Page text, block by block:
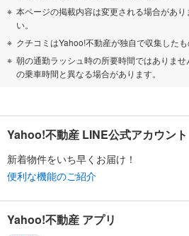
本ページの掲載内容は変更される場合があ
い。
クチコミはYahoo!不動産が独自で収集したも
朝の通勤ラッシュ時の所要時間ではありま
の乗車時間と異なる場合があります。
Yahoo!不動産 LINE公式アカウント
新着物件をいち早くお届け！
便利な機能のご紹介
Yahoo!不動産 アプリ